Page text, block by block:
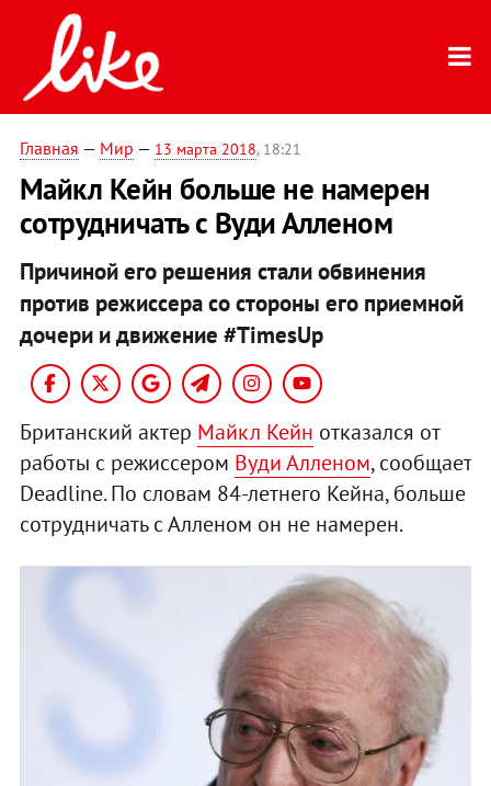
Главная — Мир — 13 марта 2018, 18:21
Майкл Кейн больше не намерен
сотрудничать с Вуди Алленом
Причиной его решения стали обвинения
против режиссера со стороны его приемной
дочери и движение #TimesUp
Британский актер Майкл Кейн отказался от
работы с режиссером Вуди Алленом, сообщает
Deadline. По словам 84-летнего Кейна, больше
сотрудничать с Алленом он не намерен.